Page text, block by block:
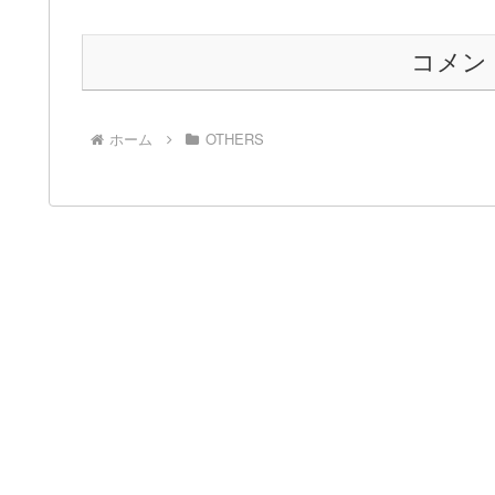
コメン
ホーム OTHERS